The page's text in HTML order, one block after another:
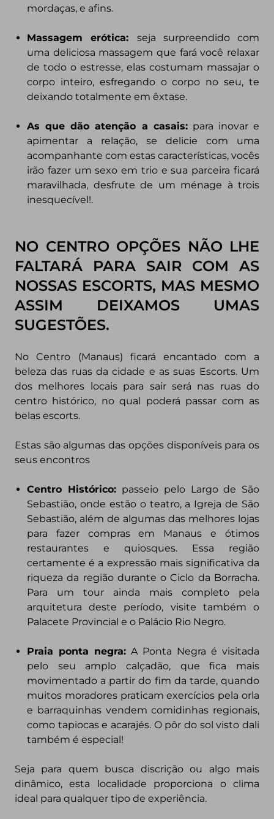
mordaças, e afins.
Massagem erótica: seja surpreendido com
uma deliciosa massagem que fará você relaxar
de todo o estresse, elas costumam massajar o
corpo inteiro, esfregando o corpo no seu, te
deixando totalmente em êxtase.
As que dão atenção a casais:para inovar e
apimentar a relação, se delicie com uma
acompanhante com estas características, vocês
irão fazer um sexo em trio e sua parceira ficará
maravilhada, desfrute de um ménage à trois
inesquecível!.
NO CENTRO OPÇÕES NÃO LHE
FALTARÁ PARA SAIR COM AS
NOSSAS ESCORTS, MAS MESMO
ASSIM DEIXAMOS UMAS
SUGESTÕES.
No Centro (Manaus) ficará encantado com a
beleza das ruas da cidade e as suas Escorts. Um
dos melhores locais para sair será nas ruas do
centro histórico, no qual poderá passar com as
belas escorts.
Estas são algumas das opções disponíveis para os
seus encontros
Centro Histórico: passeio pelo Largo de São
Sebastião, onde estão o teatro, a Igreja de São
Sebastião, além de algumas das melhores lojas
para fazer compras em Manaus e ótimos
restaurantes e quiosques. Essa região
certamente é a expressão mais significativa da
riqueza da região durante o Ciclo da Borracha.
Para um tour ainda mais completo pela
arquitetura deste período, visite também o
Palacete Provincial e o Palácio Rio Negro.
Praia ponta negra: A Ponta Negra é visitada
pelo seu amplo calçadão, que fica mais
movimentado a partir do fim da tarde, quando
muitos moradores praticam exercícios pela orla
e barraquinhas vendem comidinhas regionais,
como tapiocas e acarajés. O pôr do sol visto dali
também é especial!
Seja para quem busca discrição ou algo mais
dinâmico,esta localidade proporciona o clima
ideal para qualquer tipo de experiência.